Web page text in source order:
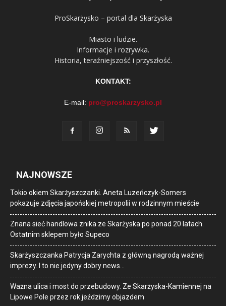
ProSkarżysko – portal dla Skarżyska
Miasto i ludzie.
Informacje i rozrywka.
Historia, teraźniejszość i przyszłość.
KONTAKT:
E-mail: pro@proskarzysko.pl
NAJNOWSZE
Tokio okiem Skarżyszczanki. Aneta Luzeńczyk-Somers
pokazuje zdjęcia japońskiej metropolii w rodzinnym mieście
Znana sieć handlowa znika ze Skarżyska po ponad 20 latach.
Ostatnim sklepem było Supeco
Skarżyszczanka Patrycja Zarychta z główną nagrodą ważnej
imprezy. I to nie jedyny dobry news…
Ważna ulica i most do przebudowy. Ze Skarżyska-Kamiennej na
Lipowe Pole przez rok jeździmy objazdem